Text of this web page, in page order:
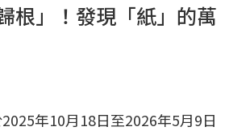
根」！發現「紙」的萬
年10月18日至2026年5月9日